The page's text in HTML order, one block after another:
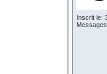
Inscrit le: